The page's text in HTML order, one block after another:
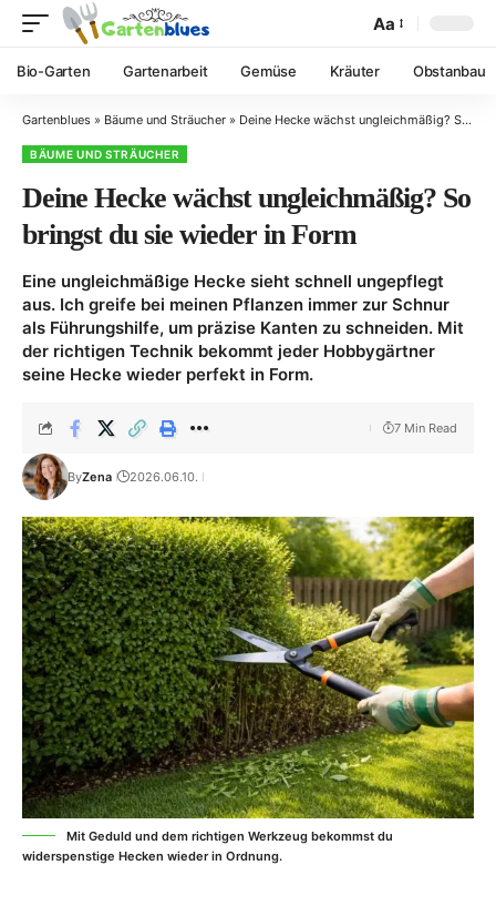
Aa
Bio-Garten Gartenarbeit Gemüse Kräuter Obstanbau
Gartenblues » Bäume und Sträucher » Deine Hecke wächst ungleichmäßig? So bringst du sie wieder in Form
BÄUME UND STRÄUCHER
Deine Hecke wächst ungleichmäßig? So
bringst du sie wieder in Form
Eine ungleichmäßige Hecke sieht schnell ungepflegt
aus. Ich greife bei meinen Pflanzen immer zur Schnur
als Führungshilfe, um präzise Kanten zu schneiden. Mit
der richtigen Technik bekommt jeder Hobbygärtner
seine Hecke wieder perfekt in Form.
ByZena 2026.06.10.
7 Min Read
Mit Geduld und dem richtigen Werkzeug bekommst du
widerspenstige Hecken wieder in Ordnung.